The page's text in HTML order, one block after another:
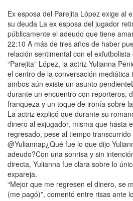
Ex esposa del Parejita López exige al
su deuda La ex esposa del jugador
públicamente el adeudo que tiene
22:10 A más de tres años de haber
relación sentimental con el
“Parejita” López, la actriz Yulianna
el centro de la conversación
ambos aún existe un asunto
durante un encuentro con reporteros,
franqueza y un toque de ironía sobre
La actriz explicó que durante su
dinero al exjugador, misma que hasta
regresado, pese al tiempo
@Yuliannap¿Qué fue lo que dijo
adeudo?Con una sonrisa y sin
directa, Yulianna fue clara sobre lo
expareja.
“Mejor que me regresen el dinero, se
(me pagó)”, comentó entre risas ante